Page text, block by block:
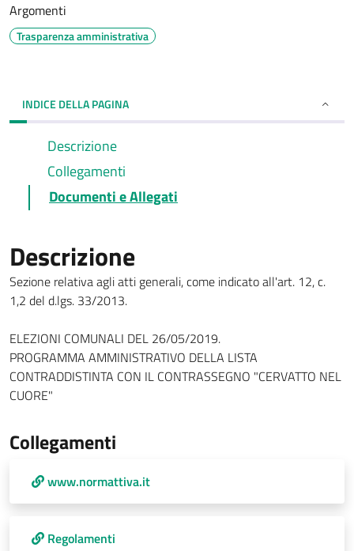
Argomenti
Trasparenza amministrativa
INDICE DELLA PAGINA
Descrizione
Collegamenti
Documenti e Allegati
Descrizione
Sezione relativa agli atti generali, come indicato all'art. 12, c.
1,2 del d.lgs. 33/2013.
ELEZIONI COMUNALI DEL 26/05/2019.
PROGRAMMA AMMINISTRATIVO DELLA LISTA
CONTRADDISTINTA CON IL CONTRASSEGNO "CERVATTO NEL
CUORE"
Collegamenti
www.normattiva.it
Regolamenti